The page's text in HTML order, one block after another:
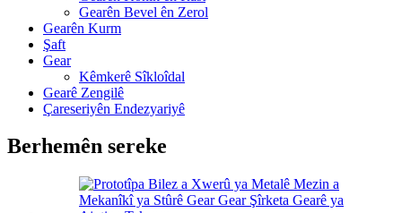
Gearên Bevel ên Zerol
Gearên Kurm
Şaft
Gear
Kêmkerê Sîkloîdal
Gearê Zengilê
Çareseriyên Endezyariyê
Berhemên sereke